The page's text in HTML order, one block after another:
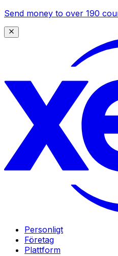
Send money to over 190
Personligt
Företag
Plattform